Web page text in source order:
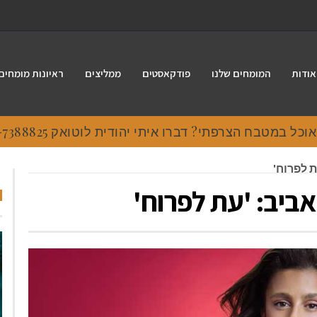
אודות המומחים שלנו פודקאסטים ממליצים ראיונות
במטבח הצרפתי? דברו איתי יהודית לוטואק 054-7388825.
לפרוח'
'עת לפרוח'